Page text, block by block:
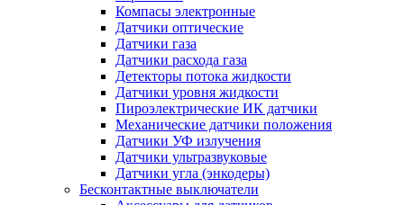
Компасы электронные
Датчики оптические
Датчики газа
Датчики расхода газа
Детекторы потока жидкости
Датчики уровня жидкости
Пироэлектрические ИК датчики
Механические датчики положения
Датчики УФ излучения
Датчики ультразвуковые
Датчики угла (энкодеры)
Бесконтактные выключатели